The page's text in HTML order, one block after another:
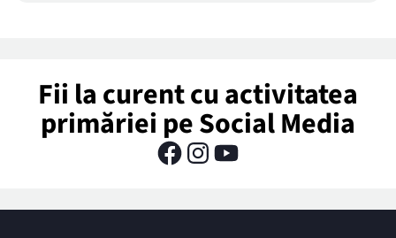
Fii la curent cu activitatea
primăriei pe Social Media